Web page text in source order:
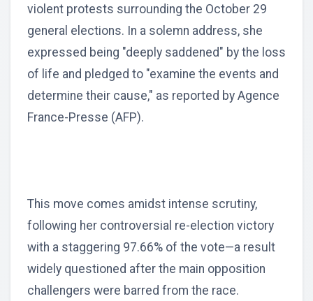
violent protests surrounding the October 29
general elections. In a solemn address, she
expressed being "deeply saddened" by the loss
of life and pledged to "examine the events and
determine their cause," as reported by Agence
France-Presse (AFP).
This move comes amidst intense scrutiny,
following her controversial re-election victory
with a staggering 97.66% of the vote—a result
widely questioned after the main opposition
challengers were barred from the race.